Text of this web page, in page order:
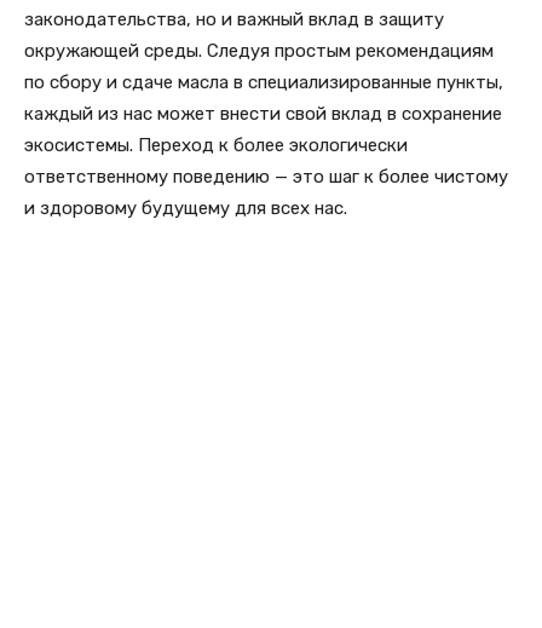
законодательства, но и важный вклад в защиту
окружающей среды. Следуя простым рекомендациям
по сбору и сдаче масла в специализированные пункты,
каждый из нас может внести свой вклад в сохранение
экосистемы. Переход к более экологически
ответственному поведению — это шаг к более чистому
и здоровому будущему для всех нас.